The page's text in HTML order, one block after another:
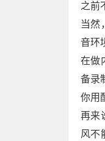
之前
当然
音环
在做
备录
你用
再来
风不